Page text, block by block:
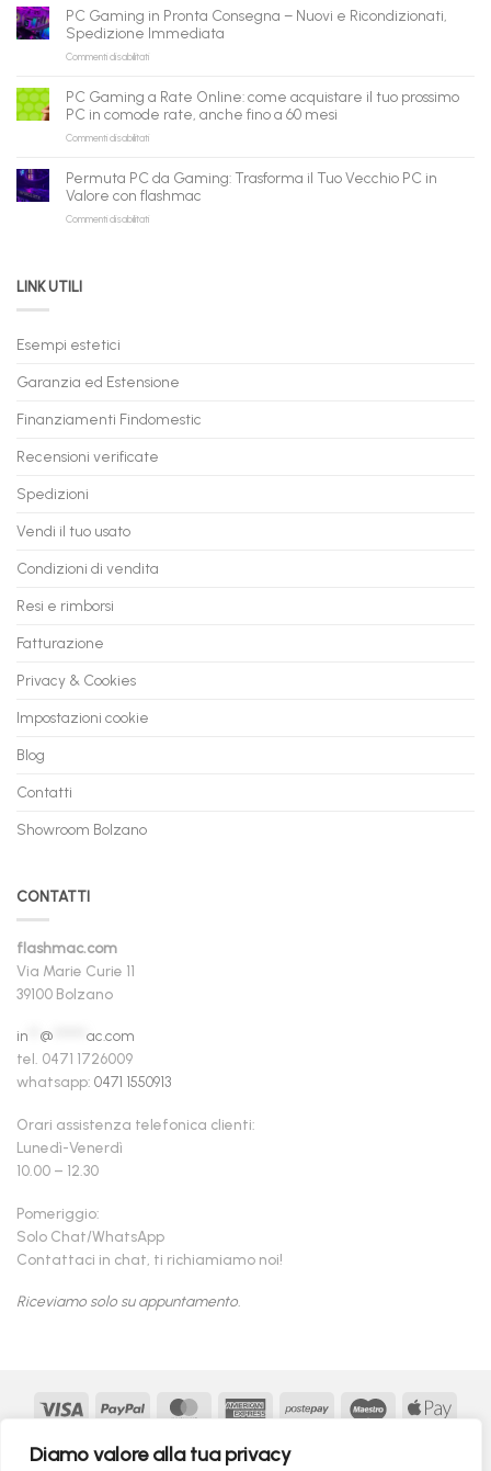
Diamo valore alla tua privacy
AI:
il
tuo
assistente
può
fare
qui
ricondizionati
all’ingrosso:
la
nuova
B2B
flashmac
per
rivenditori
PC Gaming in Pronta Consegna – Nuovi e Ricondizionati,
Spedizione Immediata
Commenti disabilitatisu
Gaming
in
Pronta
Consegna
Nuovi
Ricondizionati,
Spedizione
PC Gaming a Rate Online: come acquistare il tuo prossimo
PC in comode rate, anche fino a 60 mesi
Commenti disabilitatisu
Gaming
Rate
Online:
anche
a
Permuta PC da Gaming: Trasforma il Tuo Vecchio PC in
Valore con flashmac
Commenti disabilitatisu
in
con
LINK UTILI
Esempi estetici
Garanzia ed Estensione
Finanziamenti Findomestic
Recensioni verificate
Spedizioni
Vendi il tuo usato
Condizioni di vendita
Resi e rimborsi
Fatturazione
Privacy & Cookies
Impostazioni cookie
Blog
Contatti
Showroom Bolzano
CONTATTI
flashmac.com
Via Marie Curie 11
39100 Bolzano
in @
ac.com
tel. 0471 1726009
whatsapp: 0471 1550913
Orari assistenza telefonica clienti:
Lunedì-Venerdì
10.00 – 12.30
Pomeriggio:
Solo Chat/WhatsApp
Contattaci in chat, ti richiamiamo noi!
Riceviamo solo su appuntamento.
Visa PayPal MasterCardAmericanPostepay Maestro
Google
MasterCardKlarna